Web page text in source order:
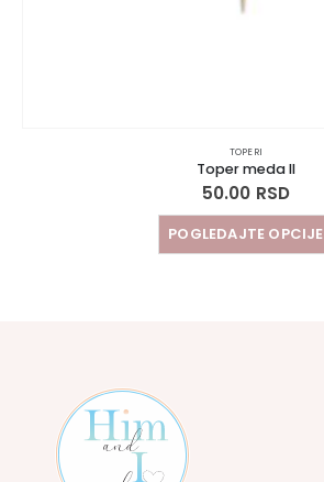
TOPERI
Toper meda II
50.00 RSD
POGLEDAJTE OPCIJE